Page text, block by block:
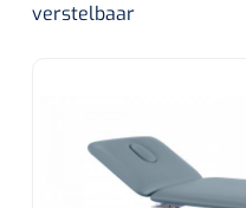
verstelbaar